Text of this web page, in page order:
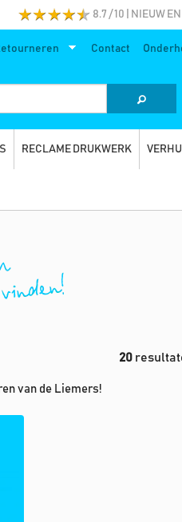
8.7 / 10 | NIEUW
Contact
RECLAME DRUKWERK
20
van de Liemers!